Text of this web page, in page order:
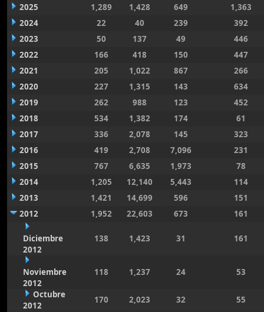
2025
1,289 1,428 649
1,363
2024
22 40 239
392
2023
50 137 49
446
2022
166 418 150
447
2021
205 1,022 867
266
2020
227 1,315 143
634
2019
262 988 123
452
2018
534 1,382 174
61
2017
336 2,078 145
323
2016
419 2,708 7,096
231
2015
767 6,635 1,973
78
2014
1,205 12,140 5,443
114
2013
1,421 14,699 596
151
2012
1,952 22,603 673 161
Diciembre
2012
138 1,423 31 161
Noviembre
2012
118 1,237 24 53
Octubre
2012
170 2,023 32 55